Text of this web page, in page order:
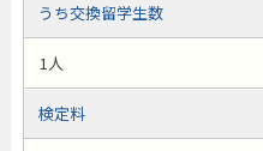
うち交換留学生数
1人
検定料